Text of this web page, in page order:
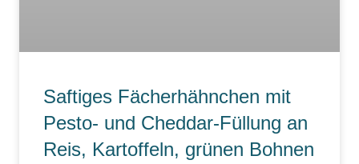
Saftiges Fächerhähnchen mit
Pesto- und Cheddar-Füllung an
Reis, Kartoffeln, grünen Bohnen